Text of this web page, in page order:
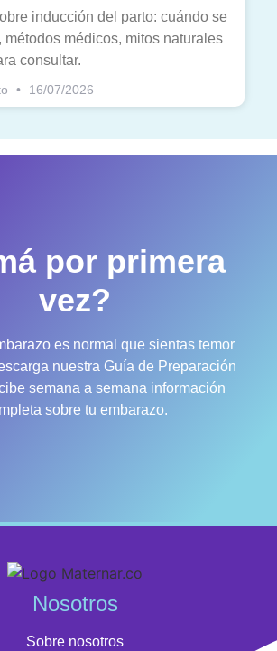
inducción del parto: cuándo se
métodos médicos, mitos naturales
consultar.
16/07/2026
por primera
vez?
es normal que sientas temor
nuestra Guía de Preparación
semana a semana información
sobre tu embarazo.
Nosotros
Sobre nosotros